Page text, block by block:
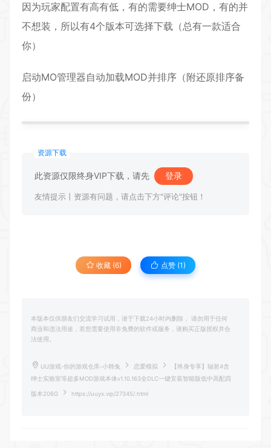
因为玩家配置有高有低，有的需要绅士MOD，有的并
不想装，所以有4个版本可选择下载（总有一款适合
你）
启动MO管理器自动加载MOD并排序（附还原排序备
份）
资源下载
此资源仅限终身VIP下载，请先 登录
友情提示丨资源有问题，请点击下方"评论"按钮！
收藏 (6) 点赞 (1)
本版本仅供朋友们交流学习试用，请于下载24小时内删除， 请勿用于任何
商业和违法用途，若您需要使用非免费的软件或服务，请购买正版授权并合
法使用。
UU游戏-你的游戏仓库-小韩兔 恋爱模拟
【终身专享】辐射4含
绅士实验室等超多MOD游戏本体v1.10.163全DLC一键安装智能版低中高配四
版本206G https://uuyx.vip/27345/.html